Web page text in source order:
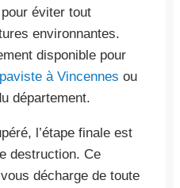
éviter tout
environnantes.
disponible pour
à Vincennes ou
département.
l’étape finale est
destruction. Ce
décharge de toute